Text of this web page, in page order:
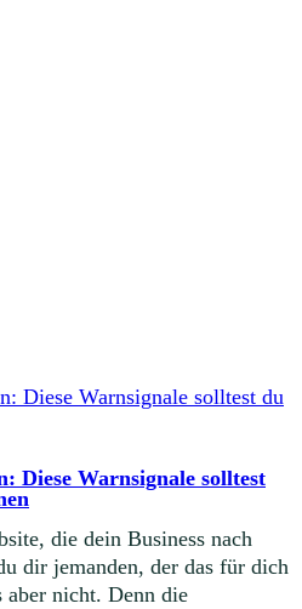
Diese Warnsignale solltest
die dein Business nach
dir jemanden, der das für dich
nicht. Denn die